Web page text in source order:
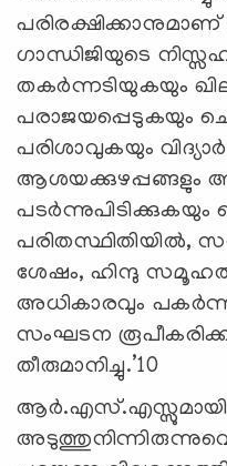
പരിരക്ഷിക്കാനുമാണ്
ഗാന്ധിജിയുടെ
തകര്‍ന്നടിയുകയും
പരാജയപ്പെടുകയും
പരിശാവുകയും
ആശയക്കുഴപ്പങ്ങളും
പരിതസ്ഥിതിയില്‍,
ശേഷം, ഹിന്ദു
അധികാരവും
സംഘടന
തീരുമാനിച്ചു.’10
ആര്‍.എസ്.എസ്സുമായി